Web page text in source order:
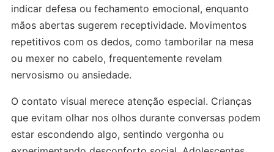
indicar defesa ou fechamento emocional, enquanto
mãos abertas sugerem receptividade. Movimentos
repetitivos com os dedos, como tamborilar na mesa
ou mexer no cabelo, frequentemente revelam
nervosismo ou ansiedade.
O contato visual merece atenção especial. Crianças
que evitam olhar nos olhos durante conversas podem
estar escondendo algo, sentindo vergonha ou